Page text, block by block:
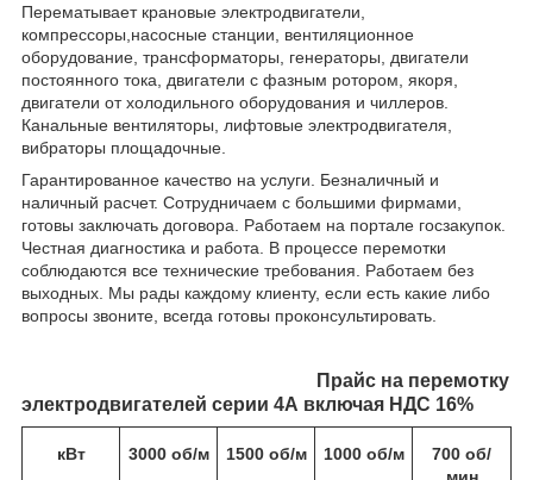
Перематывает крановые электродвигатели,
компрессоры,насосные станции, вентиляционное
оборудование, трансформаторы, генераторы, двигатели
постоянного тока, двигатели с фазным ротором, якоря,
двигатели от холодильного оборудования и чиллеров.
Канальные вентиляторы, лифтовые электродвигателя,
вибраторы площадочные.
Гарантированное качество на услуги. Безналичный и
наличный расчет. Сотрудничаем с большими фирмами,
готовы заключать договора. Работаем на портале госзакупок.
Честная диагностика и работа. В процессе перемотки
соблюдаются все технические требования. Работаем без
выходных. Мы рады каждому клиенту, если есть какие либо
вопросы звоните, всегда готовы проконсультировать.
Прайс на перемотку
электродвигателей серии 4А включая НДС 16%
кВт 3000 об/м 1500 об/м 1000 об/м
700 об/